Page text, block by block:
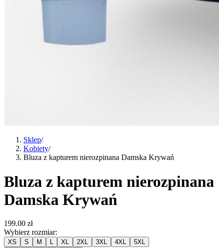
Sklep/
Kobiety/
Bluza z kapturem nierozpinana Damska Krywań
Bluza z kapturem nierozpinana
Damska Krywań
199.00 zł
Wybierz rozmiar:
XS S M L XL 2XL 3XL 4XL
5XL